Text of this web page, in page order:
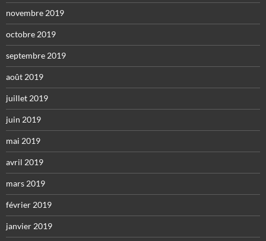
novembre 2019
octobre 2019
septembre 2019
août 2019
juillet 2019
juin 2019
mai 2019
avril 2019
mars 2019
février 2019
janvier 2019